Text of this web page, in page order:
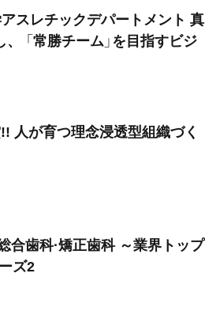
スレチックデパートメント 真
「常勝チーム」を目指すビジ
人が育つ理念浸透型組織づく
合歯科·矯正歯科 ～業界トップ
ズ2